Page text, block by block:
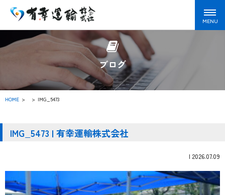
ブログ
HOME > IMG_5473
IMG_5473 | 有幸運輸株式会社
| 2026.07.09